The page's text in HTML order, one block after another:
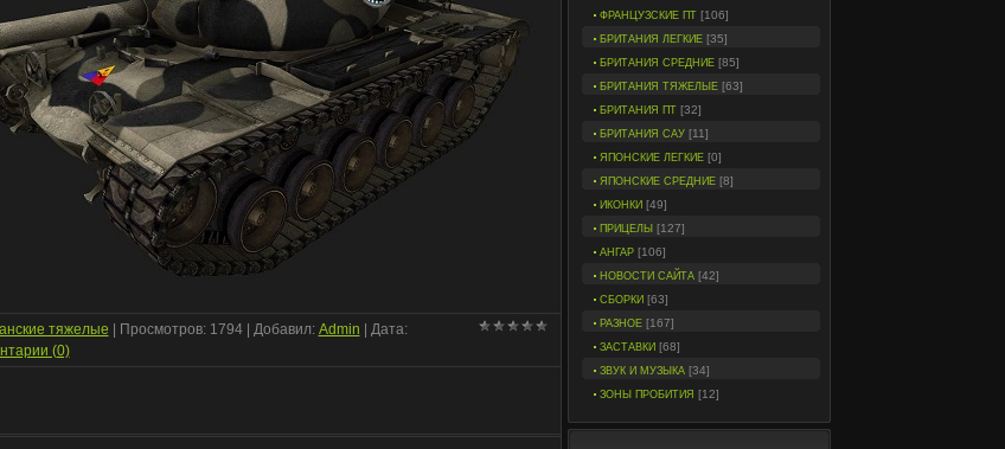
ФРАНЦУЗСКИЕ ПТ [106]
БРИТАНИЯ ЛЕГКИЕ [35]
БРИТАНИЯ СРЕДНИЕ [85]
БРИТАНИЯ ТЯЖЕЛЫЕ [63]
БРИТАНИЯ ПТ [32]
БРИТАНИЯ САУ [11]
ЯПОНСКИЕ ЛЕГКИЕ [0]
ЯПОНСКИЕ СРЕДНИЕ [8]
ИКОНКИ [49]
ПРИЦЕЛЫ [127]
АНГАР [106]
НОВОСТИ САЙТА [42]
СБОРКИ [63]
РАЗНОЕ [167]
ЗАСТАВКИ [68]
ЗВУК И МУЗЫКА [34]
ЗОНЫ ПРОБИТИЯ [12]
тяжелые | Просмотров: 1794 | Добавил: Admin | Дата:
(0)